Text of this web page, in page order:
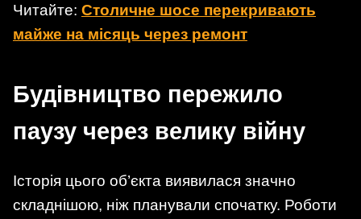
Читайте: Столичне шосе перекривають
майже на місяць через ремонт
Будівництво пережило
паузу через велику війну
Історія цього об’єкта виявилася значно
складнішою, ніж планували спочатку. Роботи